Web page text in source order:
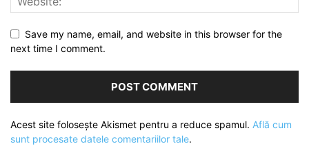
Save my name, email, and website in this browser for the
next time I comment.
Acest site folosește Akismet pentru a reduce spamul. Află cum
sunt procesate datele comentariilor tale.